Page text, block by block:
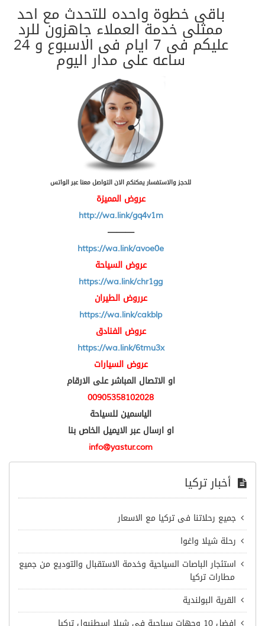
باقى خطوة واحده للتحدث مع احد
ممثلى خدمة العملاء جاهزون للرد
عليكم فى 7 ايام فى الاسبوع و 24
ساعه على مدار اليوم
للحجز والاستفسار يمكنكم الان التواصل معنا عبر الواتس
عروض المميزة
http://wa.link/gq4v1m
———
https://wa.link/avoe0e
عروض السياحة
https://wa.link/chr1gg
عرروض الطيران
https://wa.link/cakblp
عروض الفنادق
https://wa.link/6tmu3x
عروض السيارات
او الاتصال المباشر على الارقام
00905358102028
الياسمين للسياحة
او ارسال عبر الايميل الخاص بنا
info@yastur.com
أخبار تركيا
جميع رحلاتنا فى تركيا مع الاسعار
رحلة شيلا واغوا
استئجار الباصات السياحية وخدمة الاستقبال والتوديع من جميع
مطارات تركيا
القرية البولندية